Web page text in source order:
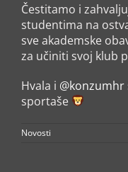
Čestitamo i
studentima na
sve akademske
za učiniti svoj klub
Hvala i @konzumhr
sportaše
Novosti